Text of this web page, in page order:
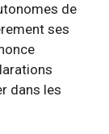
de
ses
dans les